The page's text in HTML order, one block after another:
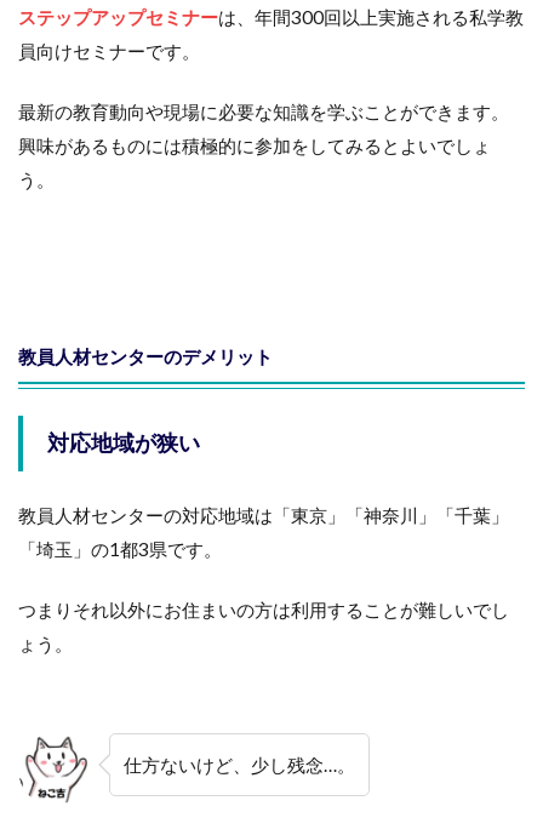
ステップアップセミナーは、年間300回以上実施される私学教
員向けセミナーです。
最新の教育動向や現場に必要な知識を学ぶことができます。
興味があるものには積極的に参加をしてみるとよいでしょ
う。
教員人材センターのデメリット
対応地域が狭い
教員人材センターの対応地域は「東京」「神奈川」「千葉」
「埼玉」の1都3県です。
つまりそれ以外にお住まいの方は利用することが難しいでし
ょう。
仕方ないけど、少し残念…。